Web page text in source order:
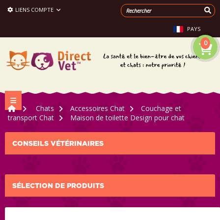
LIENS COMPTE
PAYS
0
Navigation bascule
>
Chats > Accessoires Chat >
Couchage et
transport Chat > Maison de toilette Design pour chat
CONSEILS VÉTÉRINAIRES
SÉLECTION DE PRODUITS